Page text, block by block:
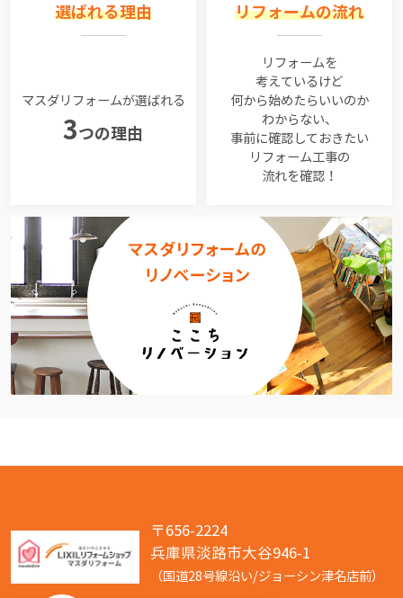
選ばれる理由
マスダリフォームが選ばれる
3つの理由
リフォームの流れ
リフォームを
考えているけど
何から始めたらいいのか
わからない、
事前に確認しておきたい
リフォーム工事の
流れを確認！
〒656-2224
兵庫県淡路市大谷946-1
（国道28号線沿い/ジョーシン津名店前）